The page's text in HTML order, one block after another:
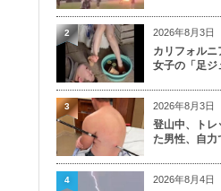
2026年8月3日
カリフォル
女子の「足ジ
2
2026年8月3日
登山中、トレ
た男性、自力
3
2026年8月4日
4